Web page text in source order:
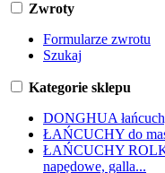
Zwroty
Formularze zwrotu
Szukaj
Kategorie sklepu
DONGHUA
ŁAŃCUCHY do
ŁAŃCUCHY
napędowe, galla...